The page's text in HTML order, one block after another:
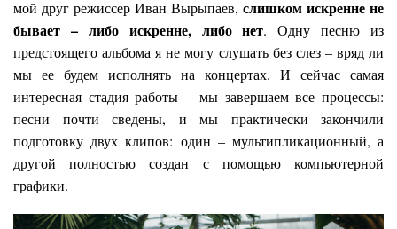
мой друг режиссер Иван Вырыпаев, слишком искренне не
бывает – либо искренне, либо нет. Одну песню из
предстоящего альбома я не могу слушать без слез – вряд ли
мы ее будем исполнять на концертах. И сейчас самая
интересная стадия работы – мы завершаем все процессы:
песни почти сведены, и мы практически закончили
подготовку двух клипов: один – мультипликационный, а
другой полностью создан с помощью компьютерной
графики.